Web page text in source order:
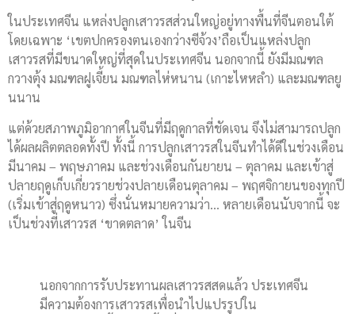
ในประเทศจีน แหล่งปลูกเสาวรสส่วนใหญ่อยู่ทางพื้นที่จีนตอนใต้
โดยเฉพาะ ‘เขตปกครองตนเองกว่างซีจ้วง’ถือเป็นแหล่งปลูก
เสาวรสที่มีขนาดใหญ่ที่สุดในประเทศจีน นอกจากนี้ ยังมีมณฑล
กวางตุ้ง มณฑลฝูเจี้ยน มณฑลไห่หนาน (เกาะไหหลำ) และมณฑลยู
นนาน
แต่ด้วยสภาพภูมิอากาศในจีนที่มีฤดูกาลที่ชัดเจน จึงไม่สามารถปลูก
ได้ผลผลิตตลอดทั้งปี ทั้งนี้ การปลูกเสาวรสในจีนทำได้ดีในช่วงเดือน
มีนาคม – พฤษภาคม และช่วงเดือนกันยายน – ตุลาคม และเข้าสู่
ปลายฤดูเก็บเกี่ยวรายช่วงปลายเดือนตุลาคม – พฤศจิกายนของทุกปี
(เริ่มเข้าสู่ฤดูหนาว) ซึ่งนั่นหมายความว่า… หลายเดือนนับจากนี้ จะ
เป็นช่วงที่เสาวรส ‘ขาดตลาด’ ในจีน
นอกจากการรับประทานผลเสาวรสสดแล้ว ประเทศจีน
มีความต้องการเสาวรสเพื่อนำไปแปรรูปใน